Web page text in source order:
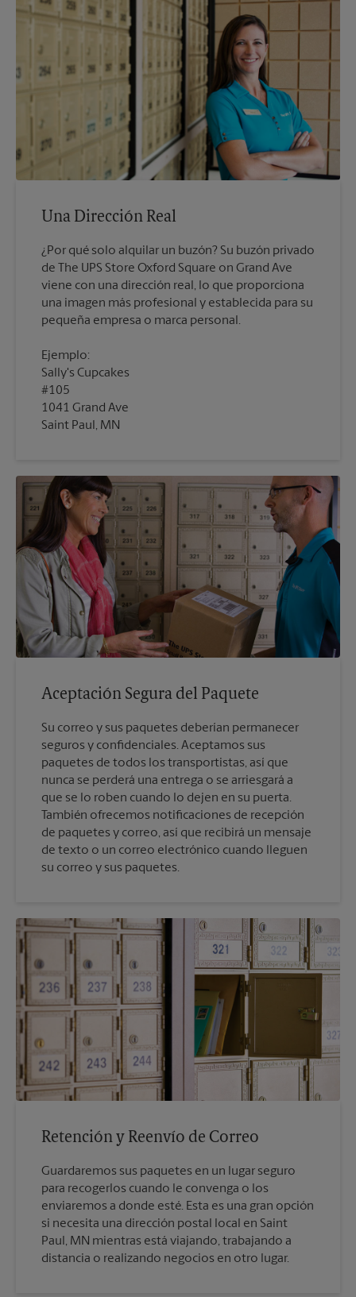
Una Dirección Real
¿Por qué solo alquilar un buzón? Su buzón privado
de The UPS Store Oxford Square on Grand Ave
viene con una dirección real, lo que proporciona
una imagen más profesional y establecida para su
pequeña empresa o marca personal.
Ejemplo:
Sally's Cupcakes
#105
1041 Grand Ave
Saint Paul, MN
Aceptación Segura del Paquete
Su correo y sus paquetes deberían permanecer
seguros y confidenciales. Aceptamos sus
paquetes de todos los transportistas, así que
nunca se perderá una entrega o se arriesgará a
que se lo roben cuando lo dejen en su puerta.
También ofrecemos notificaciones de recepción
de paquetes y correo, así que recibirá un mensaje
de texto o un correo electrónico cuando lleguen
su correo y sus paquetes.
Retención y Reenvío de Correo
Guardaremos sus paquetes en un lugar seguro
para recogerlos cuando le convenga o los
enviaremos a donde esté. Esta es una gran opción
si necesita una dirección postal local en Saint
Paul, MN mientras está viajando, trabajando a
distancia o realizando negocios en otro lugar.